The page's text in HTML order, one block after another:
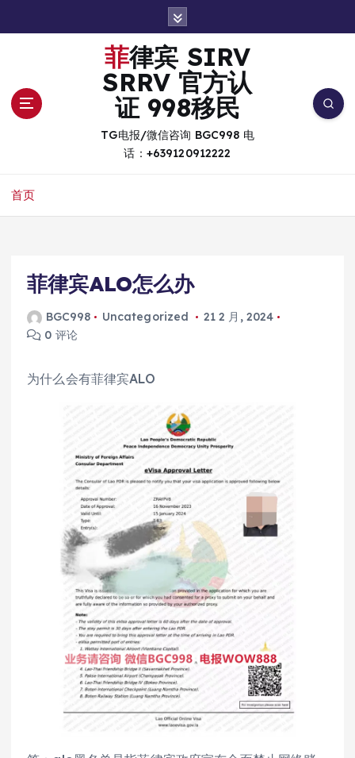
菲律宾 SIRV
SRRV 官方认
证 998移民
TG电报/微信咨询 BGC998 电
话：+639120912222
首页
菲律宾ALO怎么办
BGC998 Uncategorized
21 2 月, 2024
0 评论
为什么会有菲律宾ALO